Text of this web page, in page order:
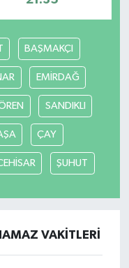
BAŞMAKÇI
EMİRDAĞ
SANDIKLI
ÇAY
ŞUHUT
VAKITLERI